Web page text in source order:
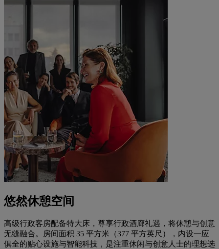
悠然休憩空间
高级行政客房配备特大床，尊享行政酒廊礼遇，将休憩与创意
无缝融合。房间面积 35 平方米（377 平方英尺），内设一应
俱全的贴心设施与智能科技，是注重休闲与创意人士的理想选